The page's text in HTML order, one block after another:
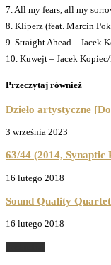
7. All my fears, all my
8. Kliperz (feat. Marcin
9. Straight Ahead – Jacek
10. Kuwejt – Jacek
Przeczytaj również
Dzieło artystyczne
3 września 2023
63/44 (2014, Synaptic
16 lutego 2018
Sound Quality
16 lutego 2018